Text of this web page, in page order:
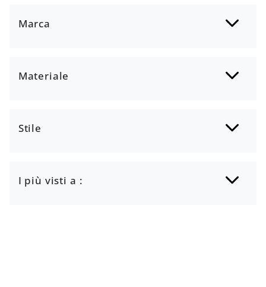
Marca
Materiale
Stile
I più visti a :